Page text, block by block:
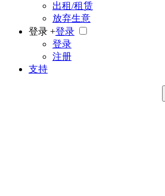
出租/租赁
放弃生意
登录 +登录
登录
注册
支持